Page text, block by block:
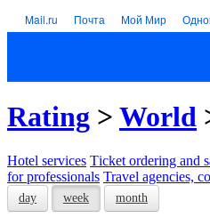
Mail.ru Почта Мой Мир
Rating > World
Hotel services Тicket ordering and
for professionals Travel agencies,
day week month